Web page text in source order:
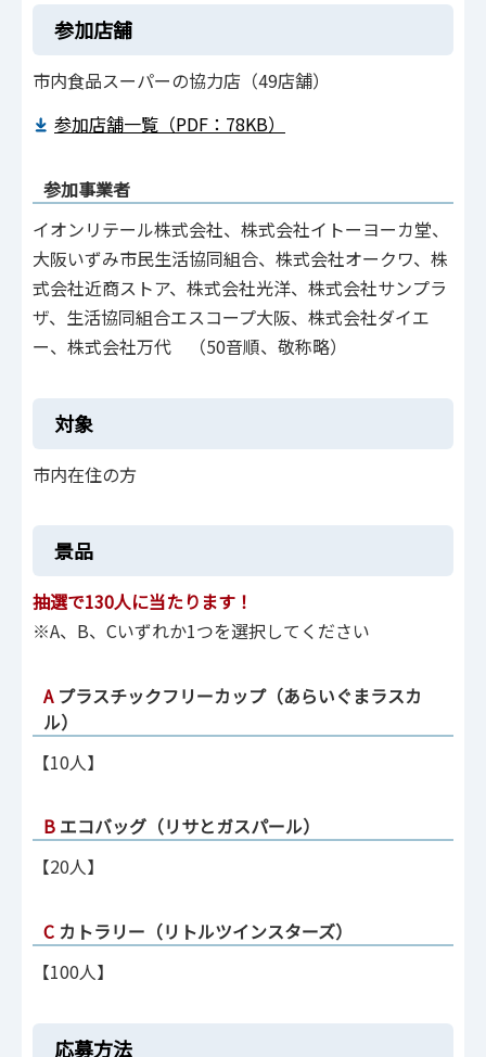
参加店舗
市内食品スーパーの協力店（49店舗）
参加店舗一覧（PDF：78KB）
参加事業者
イオンリテール株式会社、株式会社イトーヨーカ堂、
大阪いずみ市民生活協同組合、株式会社オークワ、株
式会社近商ストア、株式会社光洋、株式会社サンプラ
ザ、生活協同組合エスコープ大阪、株式会社ダイエ
ー、株式会社万代 （50音順、敬称略）
対象
市内在住の方
景品
抽選で130人に当たります！
※A、B、Cいずれか1つを選択してください
A プラスチックフリーカップ（あらいぐまラスカ
ル）
【10人】
B エコバッグ（リサとガスパール）
【20人】
C カトラリー（リトルツインスターズ）
【100人】
応募方法